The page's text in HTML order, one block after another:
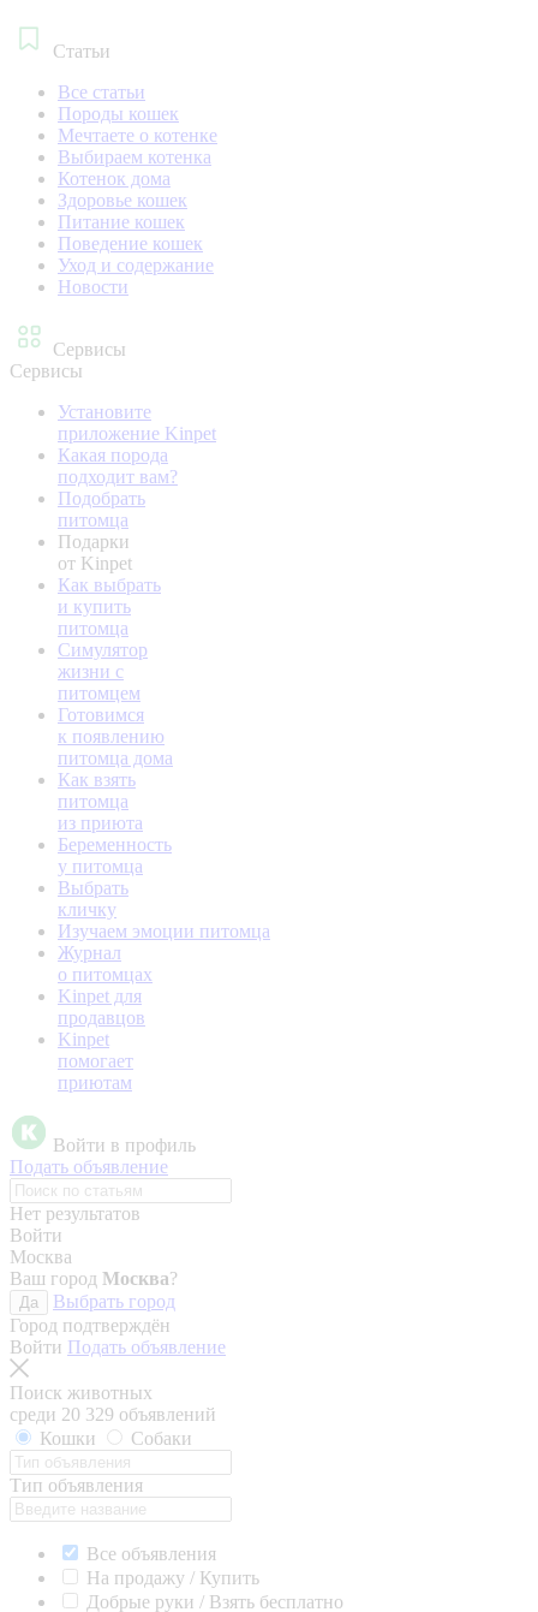
Статьи
Все статьи
Породы кошек
Мечтаете о котенке
Выбираем котенка
Котенок дома
Здоровье кошек
Питание кошек
Поведение кошек
Уход и содержание
Новости
Сервисы
Сервисы
Установите
приложение Kinpet
Какая порода
подходит вам?
Подобрать
питомца
Подарки
от Kinpet
Как выбрать
и купить
питомца
Симулятор
жизни с
питомцем
Готовимся
к появлению
питомца дома
Как взять
питомца
из приюта
Беременность
у питомца
Выбрать
кличку
Изучаем эмоции питомца
Журнал
о питомцах
Kinpet для
продавцов
Kinpet
помогает
приютам
Войти в профиль
Подать объявление
Нет результатов
Войти
Москва
Ваш город Москва?
Да
Выбрать город
Город подтверждён
Войти Подать объявление
Поиск животных
среди 20 329 объявлений
Кошки
Собаки
Тип объявления
Все объявления
На продажу / Купить
Добрые руки / Взять бесплатно